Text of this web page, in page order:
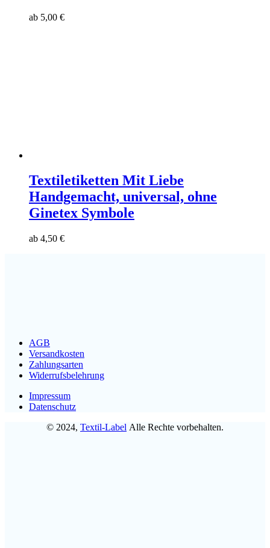
ab 5,00 €
Textiletiketten Mit Liebe
Handgemacht, universal, ohne
Ginetex Symbole
ab 4,50 €
AGB
Versandkosten
Zahlungsarten
Widerrufsbelehrung
Impressum
Datenschutz
© 2024, Textil-Label Alle Rechte vorbehalten.